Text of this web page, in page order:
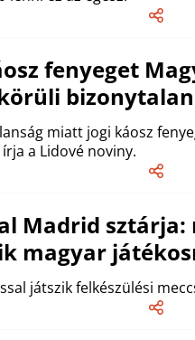
fenyeget
miatt jogi káosz
a Lidové noviny.
Madrid
magyar
játszik felkészülési